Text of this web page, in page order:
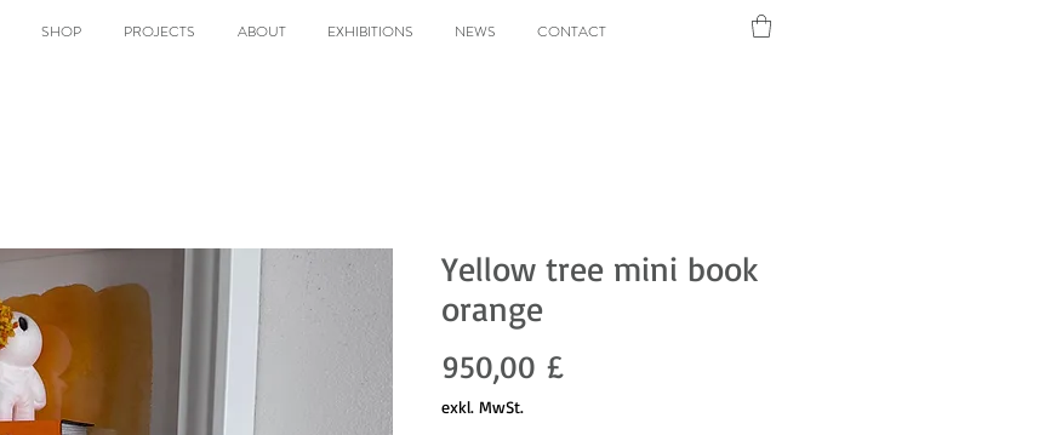
SHOP PROJECTS ABOUT EXHIBITIONS NEWS CONTACT
Yellow tree mini book
orange
950,00 £Preis
exkl. MwSt.